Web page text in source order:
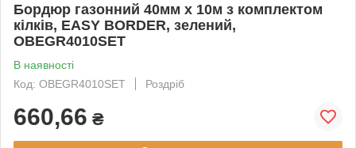
Бордюр газонний 40мм х 10м з комплектом
кілків, EASY BORDER, зелений,
OBEGR4010SET
В наявності
Код: OBEGR4010SET
Роздріб
660,66 ₴